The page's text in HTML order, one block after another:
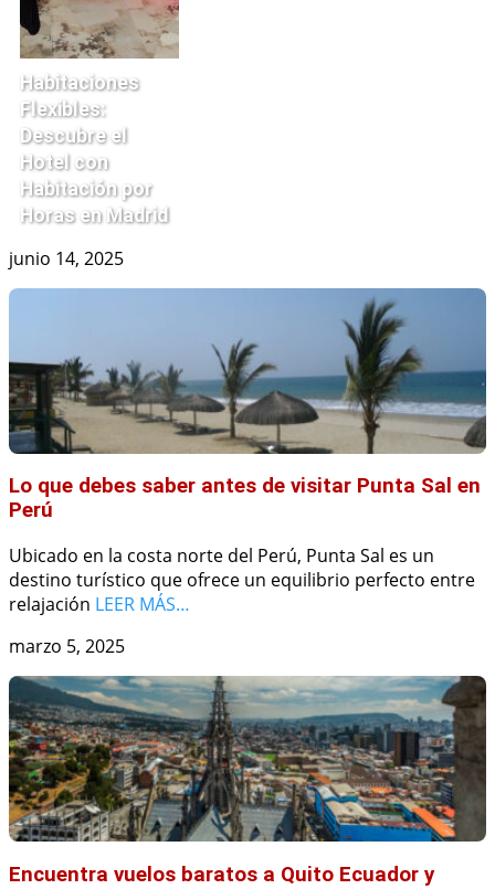
Habitaciones
Flexibles:
Descubre el
Hotel con
Habitación por
Horas en Madrid
junio 14, 2025
Lo que debes saber antes de visitar Punta Sal en
Perú
Ubicado en la costa norte del Perú, Punta Sal es un
destino turístico que ofrece un equilibrio perfecto entre
relajación LEER MÁS…
marzo 5, 2025
Encuentra vuelos baratos a Quito Ecuador y